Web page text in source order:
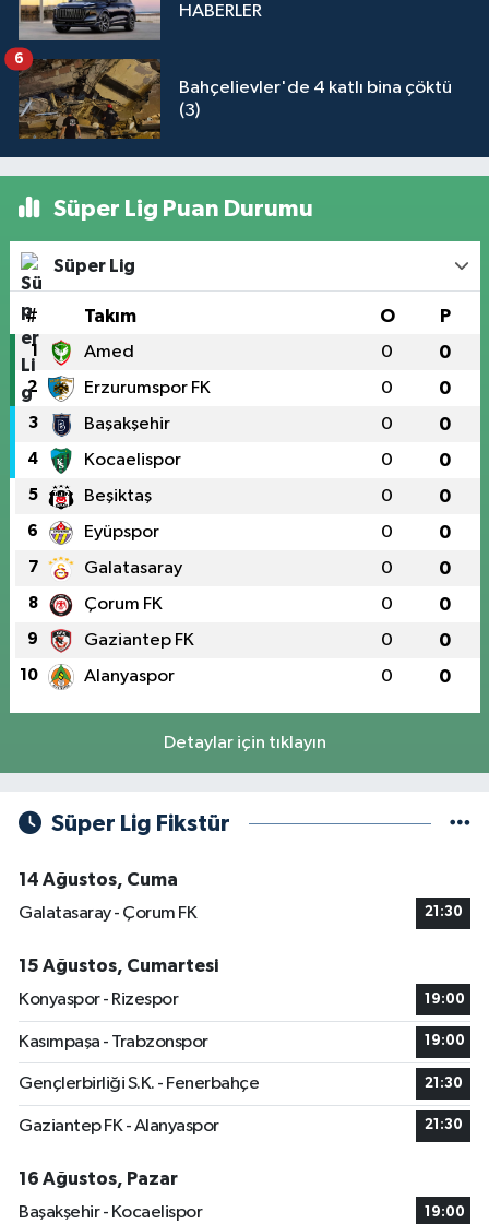
HABERLER
Bahçelievler'de 4 katlı bina çöktü
(3)
6
Süper Lig Puan Durumu
Süper Lig
# Takım O P
1 Amed 0 0
2 Erzurumspor FK 0 0
3 Başakşehir 0 0
4 Kocaelispor 0 0
5 Beşiktaş 0 0
6 Eyüpspor 0 0
7 Galatasaray 0 0
8 Çorum FK 0 0
9 Gaziantep FK 0 0
10 Alanyaspor 0 0
Detaylar için tıklayın
Süper Lig Fikstür
14 Ağustos, Cuma
Galatasaray - Çorum FK
21:30
15 Ağustos, Cumartesi
Konyaspor - Rizespor
19:00
Kasımpaşa - Trabzonspor 19:00
Gençlerbirliği S.K. - Fenerbahçe 21:30
Gaziantep FK - Alanyaspor 21:30
16 Ağustos, Pazar
Başakşehir - Kocaelispor
19:00